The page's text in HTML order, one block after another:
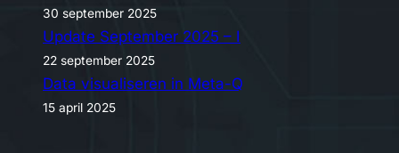
30 september 2025
Update September 2025 – I
22 september 2025
Data visualiseren in Meta-Q
15 april 2025